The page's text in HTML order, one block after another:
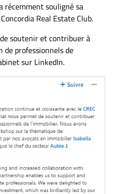
récemment souligné sa
Real Estate Club.
soutenir et contribuer à
professionnels de
sur LinkedIn.